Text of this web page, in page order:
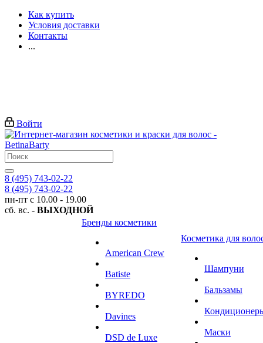
Как купить
Условия доставки
Контакты
...
Войти
8 (495) 743-02-22
8 (495) 743-02-22
пн-пт с 10.00 - 19.00
сб. вс. - ВЫХОДНОЙ
Бренды косметики
American Crew
Batiste
BYREDO
Davines
DSD de Luxe
Косметика для
Шампуни
Бальзамы
Маски